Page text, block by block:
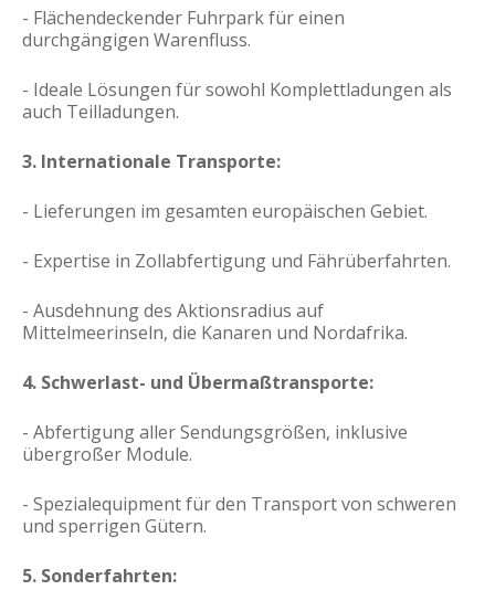
- Flächendeckender Fuhrpark für einen
durchgängigen Warenfluss.
- Ideale Lösungen für sowohl Komplettladungen als
auch Teilladungen.
3. Internationale Transporte:
- Lieferungen im gesamten europäischen Gebiet.
- Expertise in Zollabfertigung und Fährüberfahrten.
- Ausdehnung des Aktionsradius auf
Mittelmeerinseln, die Kanaren und Nordafrika.
4. Schwerlast- und Übermaßtransporte:
- Abfertigung aller Sendungsgrößen, inklusive
übergroßer Module.
- Spezialequipment für den Transport von schweren
und sperrigen Gütern.
5. Sonderfahrten: